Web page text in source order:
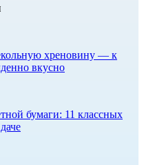
хреновину — к
вкусно
бумаги: 11 классных